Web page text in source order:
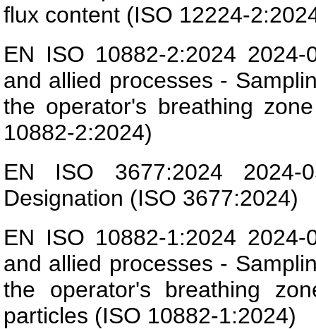
flux content (ISO 12224-
EN ISO 10882-2:2024
and allied processes -
the operator's breathing
10882-2:2024)
EN ISO 3677:2024
Designation (ISO 3677:2024)
EN ISO 10882-1:2024
and allied processes -
the operator's breathing
particles (ISO 10882-1:2024)